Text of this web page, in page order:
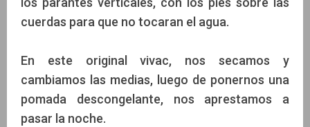
cuerdas para que no tocaran el agua.
En este original vivac, nos secamos y
cambiamos las medias, luego de ponernos una
pomada descongelante, nos aprestamos a
pasar la noche.